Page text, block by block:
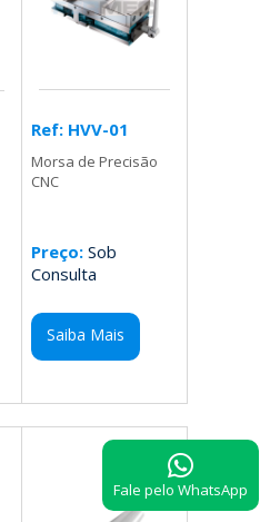
Ref: HVV-01
Morsa de Precisão
CNC
Preço:Sob
Consulta
Saiba Mais
Fale pelo WhatsApp